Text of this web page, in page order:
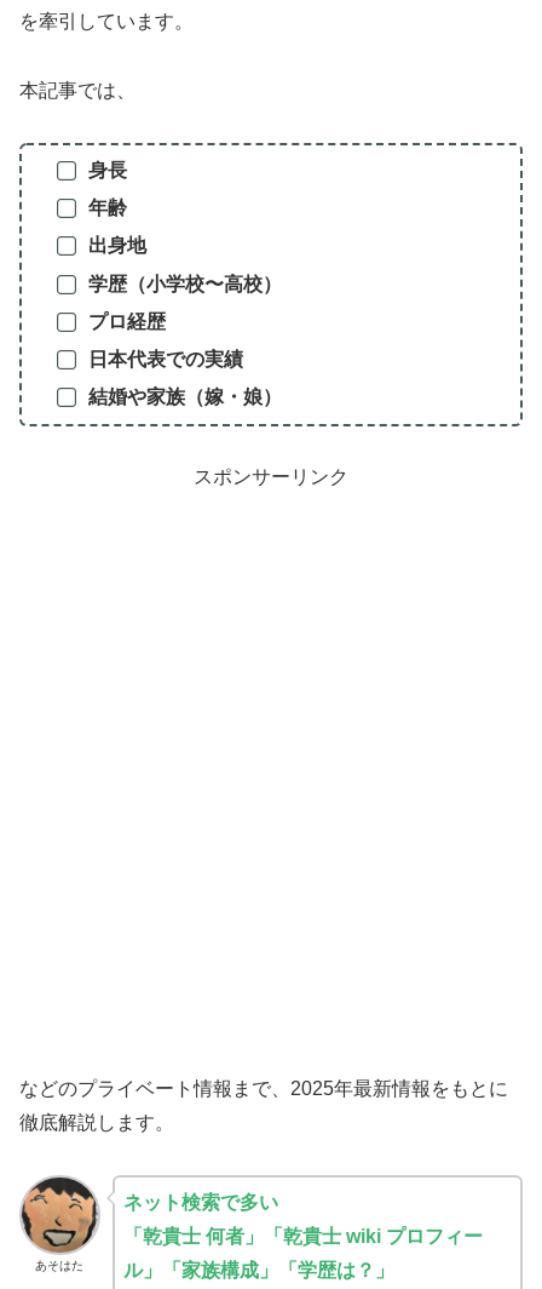
を牽引しています。
本記事では、
身長
年齢
出身地
学歴（小学校〜高校）
プロ経歴
日本代表での実績
結婚や家族（嫁・娘）
スポンサーリンク
などのプライベート情報まで、2025年最新情報をもとに
徹底解説します。
あそはた
ネット検索で多い
「乾貴士 何者」「乾貴士 wiki プロフィー
ル」「家族構成」「学歴は？」